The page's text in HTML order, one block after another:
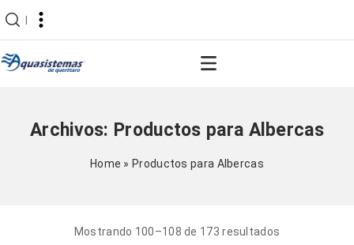
|
Archivos: Productos para Albercas
Home » Productos para Albercas
Mostrando 100–108 de 173 resultados